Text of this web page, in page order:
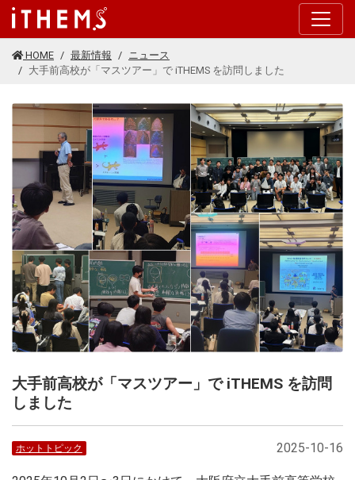
このページの本文に移動する
HOME 最新情報
ニュース
大手前高校が「マスツアー」で iTHEMS を訪問しました
大手前高校が「マスツアー」で iTHEMS を訪問
しました
2025-10-16
ホットトピック